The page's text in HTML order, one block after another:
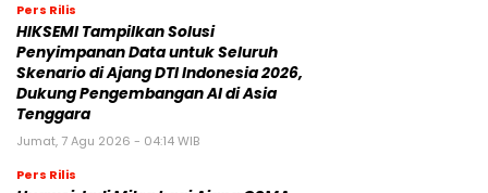
Pers Rilis
HIKSEMI Tampilkan Solusi
Penyimpanan Data untuk Seluruh
Skenario di Ajang DTI Indonesia 2026,
Dukung Pengembangan AI di Asia
Tenggara
Jumat, 7 Agu 2026 - 04:14 WIB
Pers Rilis